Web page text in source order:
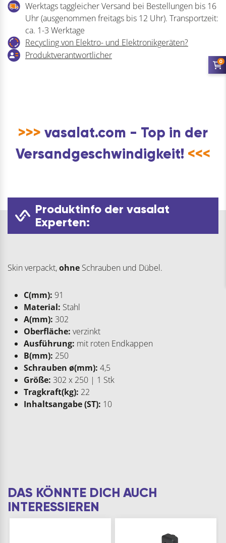
rote
Endkappen
Menge
Werktags taggleicher Versand bei Bestellungen bis 16
Uhr (ausgenommen freitags bis 12 Uhr). Transportzeit:
ca. 1-3 Werktage
Recycling von Elektro- und Elektronikgeräten?
Produktverantwortlicher
>>> vasalat.com - Top in der
Versandgeschwindigkeit! <<<
Produktinfo der vasalat
Experten:
Skin verpackt,ohne Schrauben und Dübel.
C(mm): 91
Material: Stahl
A(mm): 302
Oberfläche: verzinkt
Ausführung: mit roten Endkappen
B(mm): 250
Schrauben ø(mm): 4,5
Größe: 302 x 250 | 1 Stk
Tragkraft(kg): 22
Inhaltsangabe (ST): 10
DAS KÖNNTE DICH AUCH
INTERESSIEREN
0